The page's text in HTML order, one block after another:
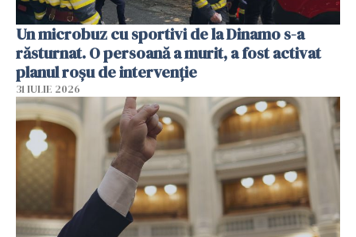
Un microbuz cu sportivi de la Dinamo s-a
răsturnat. O persoană a murit, a fost activat
planul roșu de intervenție
31 IULIE 2026